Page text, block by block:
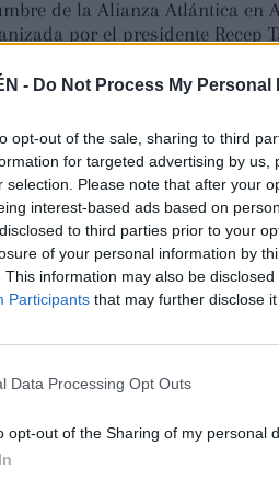
- Do Not Process My Personal
opt-out of the sale, sharing to third
for targeted advertising by
selection. Please note that after your
interest-based ads based on
to third parties prior to your
of your personal information by
This information may also be
Participants that may further disclose
Data Processing Opt Outs
opt-out of the Sharing of my personal
de la Alianza Atlántica en
por el presidente Recep
italiana, Giorgia Meloni.
Por cierto, ya no queremos
al ser preguntado sobre el
que criticó horas antes. El
“tienen a todos los
siendo” cuando llamen a
señor. Queremos
comercio con ellos. ¿De
(...) Ganan mucho dinero
con ellos”, ha proseguido
fatal” al secretario
suerte” en la Alianza de
destacando que “ha
rebasó el limite del 2%
ha logrado que España
por resolver, pero oiga,